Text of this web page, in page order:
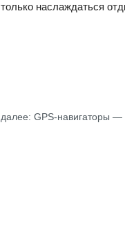
только наслаждаться
далее: GPS-навигаторы —